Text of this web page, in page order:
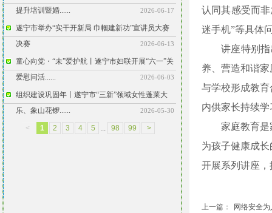
提升培训暨婚......
2026-06-17
遂宁市举办“实干开新局 巾帼建新功”宣讲员大赛
决赛
2026-06-13
童心向党・“未”爱护航丨遂宁市妇联开展“六一”关
爱慰问活......
2026-06-03
组织建设巩固年丨遂宁市“三新”领域女性蓬莱大
乐、象山花锣......
2026-05-30
< 1 2 3 4 5 ... 98 99 >
认同其感受而
迷手机”等具体
讲座特别
养、营造和谐
与学校形成教
内供家长持续学
家庭教育
为孩子健康成
开展系列讲座
上一篇：
网络安全